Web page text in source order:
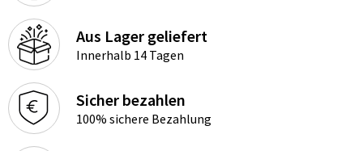
Aus Lager geliefert
Innerhalb 14 Tagen
Sicher bezahlen
100% sichere Bezahlung